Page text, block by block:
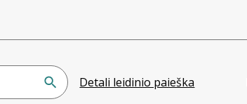
Detali leidinio paieška